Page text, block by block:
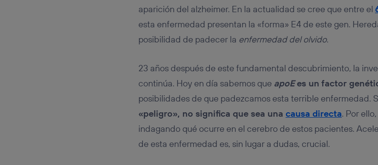
aparición del alzheimer. En la actualidad se cree que entre el
esta enfermedad presentan la «forma» E4 de este gen.
posibilidad de padecer la enfermedad del olvido.
23 años después de este fundamental descubrimiento, la
continúa. Hoy en día sabemos que apoEes un factor
posibilidades de que padezcamos esta terrible enfermedad.
«peligro», no significa que sea una causa directa. Por
indagando qué ocurre en el cerebro de estos pacientes.
de esta enfermedad es, sin lugar a dudas, crucial.